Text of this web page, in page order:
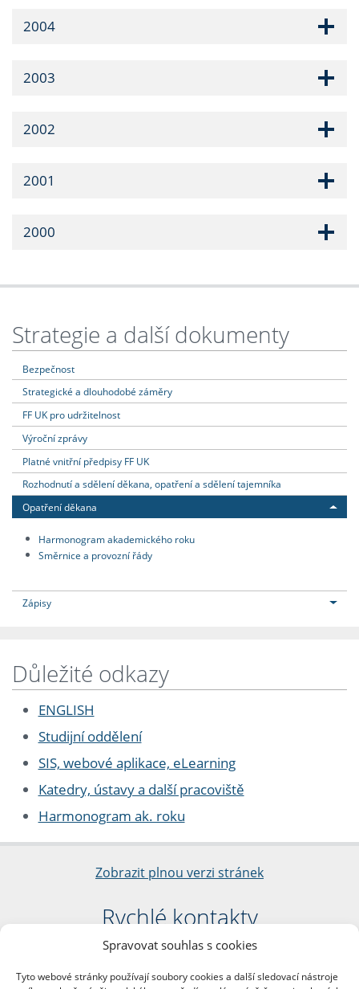
Spravovat souhlas s cookies
Tyto webové stránky používají soubory cookies a další sledovací nástroje
2004
2003
2002
2001
2000
Strategie a další dokumenty
Bezpečnost
Strategické a dlouhodobé záměry
FF UK pro udržitelnost
Výroční zprávy
Platné vnitřní předpisy FF UK
Rozhodnutí a sdělení děkana, opatření a sdělení tajemníka
Opatření děkana
Harmonogram akademického roku
Směrnice a provozní řády
Zápisy
Důležité odkazy
ENGLISH
Studijní oddělení
SIS, webové aplikace, eLearning
Katedry, ústavy a další pracoviště
Harmonogram ak. roku
Zobrazit plnou verzi stránek
Rychlé kontakty
Filozofická fakulta
nám. Jana Palacha 1/2